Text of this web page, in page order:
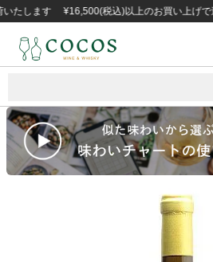
す ¥16,500(税込)以上のお買い上げで送料